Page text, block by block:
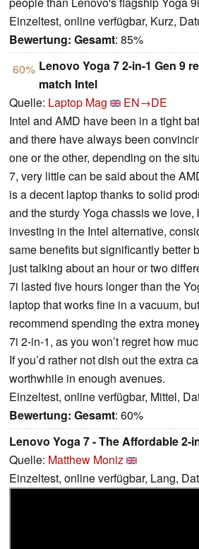
Einzeltest, online verfügbar, Kurz,
Bewertung: Gesamt: 85%
60% Lenovo Yoga 7 2-in-1 Gen 9
match Intel
Quelle: Laptop Mag
EN→DE
Intel and AMD have been in a tight
and there have always been
one or the other, depending on the
7, very little can be said about the
is a decent laptop thanks to solid
and the sturdy Yoga chassis we love,
investing in the Intel alternative,
same benefits but significantly better
just talking about an hour or two
7i lasted five hours longer than the
laptop that works fine in a vacuum,
recommend spending the extra
7i 2-in-1, as you won’t regret how
If you’d rather not dish out the extra
worthwhile in enough avenues.
Einzeltest, online verfügbar, Mittel,
Bewertung: Gesamt: 60%
Lenovo Yoga 7 - The Affordable 2-
Quelle: Matthew Moniz
Einzeltest, online verfügbar, Lang,